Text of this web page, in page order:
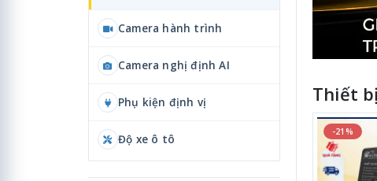
Thiết
-21%
Camera hành trình
Camera nghị định AI
Phụ kiện định vị
Độ xe ô tô